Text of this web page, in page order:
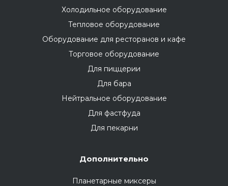
Холодильное оборудование
Тепловое оборудование
Оборудование для ресторанов и кафе
Торговое оборудование
Для пиццерии
Для бара
Нейтральное оборудование
Для фастфуда
Для пекарни
Дополнительно
Планетарные миксеры